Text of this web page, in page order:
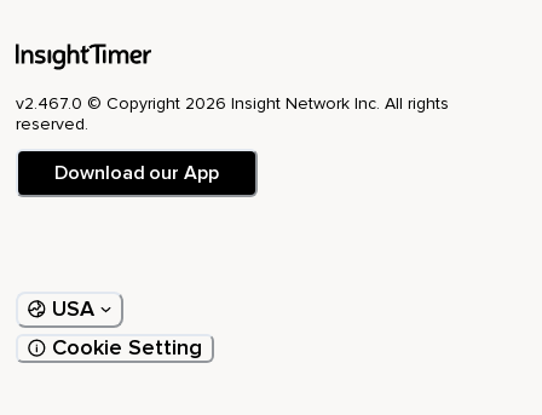
Dieses Aufsteigen aus der tiefsten Tiefe deines Innerns an
Panik ist irritiert.
Es denkt förmlich,
Wenn da jetzt ein Lächeln ist,
Dann kann die Situation nicht so gefährlich sein.
Und ist tatsächlich irritiert.
Es braucht ein bisschen,
v2.467.0 © Copyright 2026 Insight Network Inc. All rights
reserved.
Download our App
USA
Cookie Setting